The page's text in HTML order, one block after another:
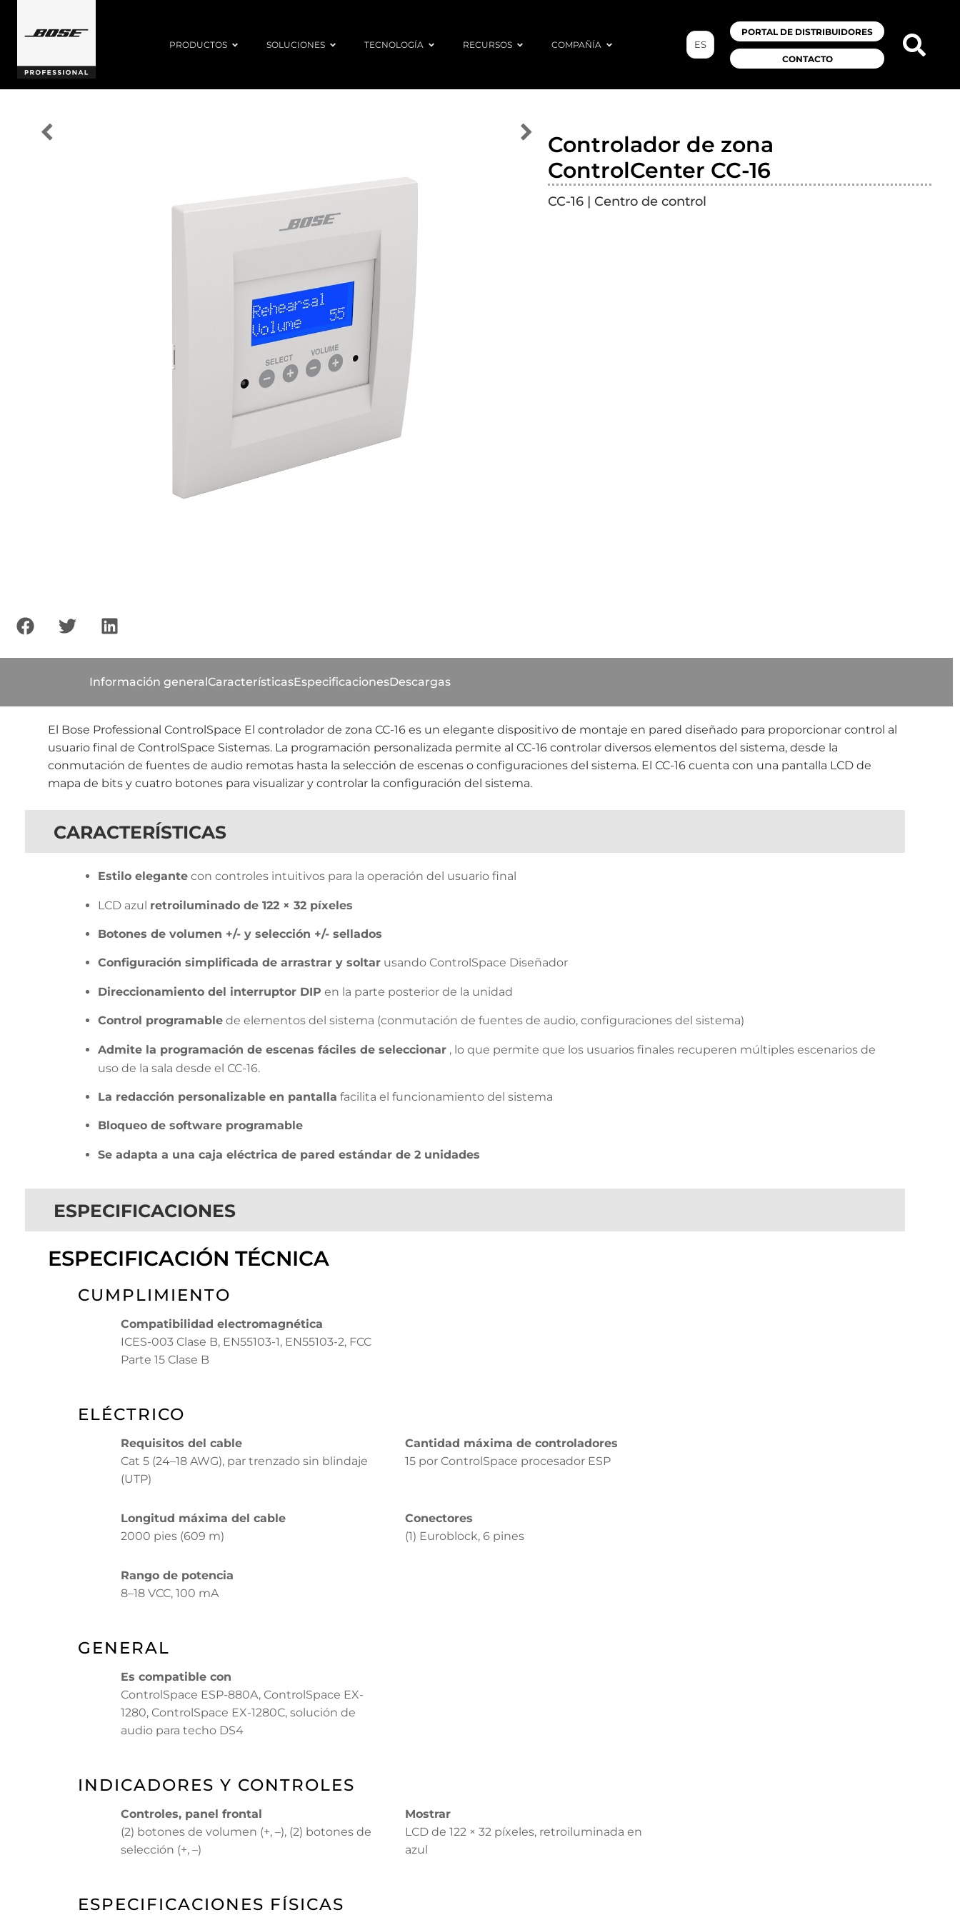
PRODUCTOS SOLUCIONES TECNOLOGÍA RECURSOS COMPAÑÍA
PORTAL DE DISTRIBUIDORES
CONTACTO
ES
Controlador de zona
ControlCenter CC-16
CC-16 | Centro de control
Información general CaracterísticasEspecificacionesDescargas
El Bose Professional ControlSpace El controlador de zona CC-16 es un elegante dispositivo de montaje en pared diseñado para proporcionar control al
usuario final de ControlSpace Sistemas. La programación personalizada permite al CC-16 controlar diversos elementos del sistema, desde la
conmutación de fuentes de audio remotas hasta la selección de escenas o configuraciones del sistema. El CC-16 cuenta con una pantalla LCD de
mapa de bits y cuatro botones para visualizar y controlar la configuración del sistema.
CARACTERÍSTICAS
Estilo elegantecon controles intuitivos para la operación del usuario final
LCD azul retroiluminado de 122 × 32 píxeles
Botones de volumen +/- y selección +/- sellados
Configuración simplificada de arrastrar y soltarusando ControlSpace Diseñador
Direccionamiento del interruptor DIP en la parte posterior de la unidad
Control programablede elementos del sistema (conmutación de fuentes de audio, configuraciones del sistema)
Admite la programación de escenas fáciles de seleccionar, lo que permite que los usuarios finales recuperen múltiples escenarios de
uso de la sala desde el CC-16.
La redacción personalizable en pantalla facilita el funcionamiento del sistema
Bloqueo de software programable
Se adapta a una caja eléctrica de pared estándar de 2 unidades
ESPECIFICACIONES
ESPECIFICACIÓN TÉCNICA
CUMPLIMIENTO
Compatibilidad electromagnética
ICES-003 Clase B, EN55103-1, EN55103-2, FCC
Parte 15 Clase B
ELÉCTRICO
Requisitos del cable
Cat 5 (24–18 AWG), par trenzado sin blindaje
(UTP)
Cantidad máxima de controladores
15 por ControlSpace procesador ESP
Longitud máxima del cable
2000 pies (609 m)
Conectores
(1) Euroblock, 6 pines
Rango de potencia
8–18 VCC, 100 mA
GENERAL
Es compatible con
ControlSpace ESP-880A, ControlSpace EX-
1280, ControlSpace EX-1280C, solución de
audio para techo DS4
INDICADORES Y CONTROLES
Controles, panel frontal
(2) botones de volumen (+, –), (2) botones de
selección (+, –)
Mostrar
LCD de 122 × 32 píxeles, retroiluminada en
azul
ESPECIFICACIONES FÍSICAS